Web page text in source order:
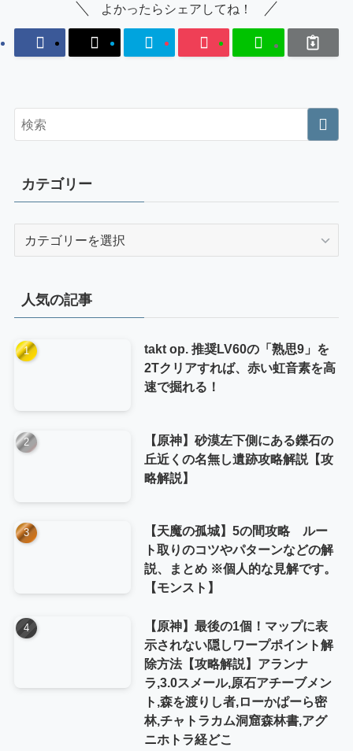
よかったらシェアしてね！
カテゴリー
ー
人気の記事
takt op. 推奨LV60の「熟思9」を
2Tクリアすれば、赤い虹音素を高
速で掘れる！
【原神】砂漠左下側にある鑠石の
丘近くの名無し遺跡攻略解説【攻
略解説】
【天魔の孤城】5の間攻略 ルー
ト取りのコツやパターンなどの解
説、まとめ ※個人的な見解です。
【モンスト】
【原神】最後の1個！マップに表
示されない隠しワープポイント解
除方法【攻略解説】アランナ
ラ,3.0スメール,原石アチーブメン
ト,森を渡りし者,ローかぱーら密
林,チャトラカム洞窟森林書,アグ
ニホトラ経どこ